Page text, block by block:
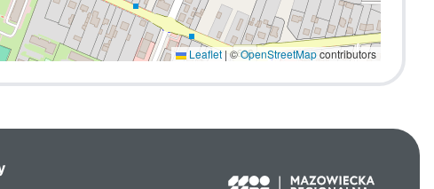
Leaflet | ©OpenStreetMapcontributors